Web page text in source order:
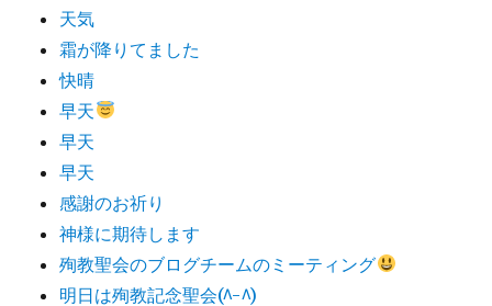
天気
霜が降りてました
快晴
早天
早天
早天
感謝のお祈り
神様に期待します
殉教聖会のブログチームのミーティング
明日は殉教記念聖会(^-^)